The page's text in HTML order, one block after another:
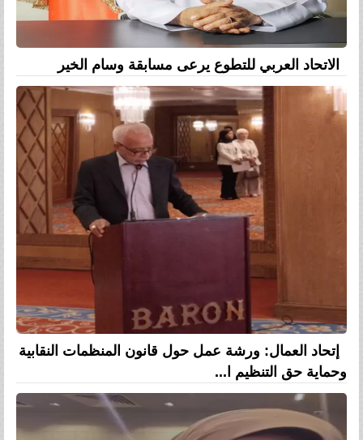
الاتحاد العربي للتطوع يرعى مسابقة وسام الخير
إتحاد العمال: ورشة عمل حول قانون المنظمات النقابية
وحماية حق التنظيم ا...